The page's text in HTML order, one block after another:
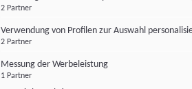
2 Partner
Verwendung von Profilen zur Auswahl
2 Partner
Messung der Werbeleistung
1 Partner